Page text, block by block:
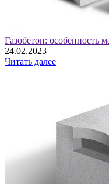
Газобетон: особенность
24.02.2023
Читать далее